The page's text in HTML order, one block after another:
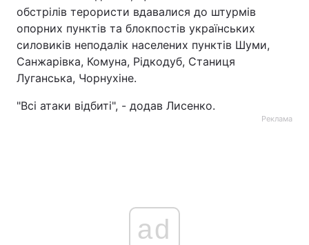
обстрілів терористи вдавалися до штурмів
опорних пунктів та блокпостів українських
силовиків неподалік населених пунктів Шуми,
Санжарівка, Комуна, Рідкодуб, Станиця
Луганська, Чорнухіне.
"Всі атаки відбиті", - додав Лисенко.
Реклама
ad